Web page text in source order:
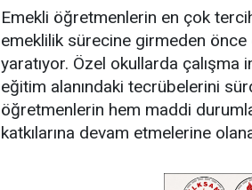
Emekli öğretmenlerin en çok
emeklilik sürecine girmeden
yaratıyor. Özel okullarda çalışma
eğitim alanındaki tecrübelerini
öğretmenlerin hem maddi
katkılarına devam etmelerine